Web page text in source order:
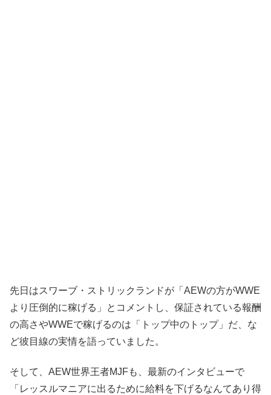
先日はスワーブ・ストリックランドが「AEWの方がWWE
より圧倒的に稼げる」とコメントし、保証されている報酬
の高さやWWEで稼げるのは「トップ中のトップ」だ、な
ど彼目線の実情を語っていました。
そして、AEW世界王者MJFも、最新のインタビューで
「レッスルマニアに出るために給料を下げるなんてあり得